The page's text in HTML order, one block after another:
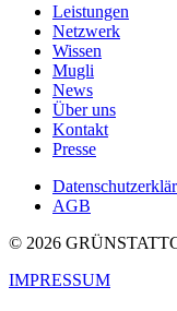
Leistungen
Netzwerk
Wissen
Mugli
News
Über uns
Kontakt
Presse
AGB
© 2026
IMPRESSUM